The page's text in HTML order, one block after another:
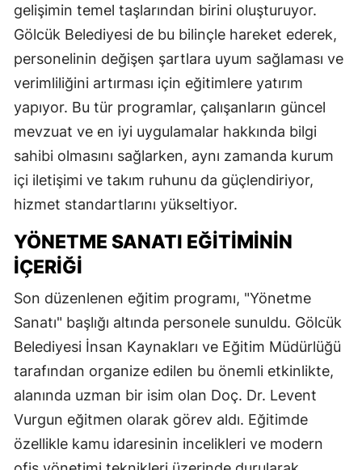
gelişimin temel taşlarından birini oluşturuyor.
Gölcük Belediyesi de bu bilinçle hareket ederek,
personelinin değişen şartlara uyum sağlaması ve
verimliliğini artırması için eğitimlere yatırım
yapıyor. Bu tür programlar, çalışanların güncel
mevzuat ve en iyi uygulamalar hakkında bilgi
sahibi olmasını sağlarken, aynı zamanda kurum
içi iletişimi ve takım ruhunu da güçlendiriyor,
hizmet standartlarını yükseltiyor.
YÖNETME SANATI EĞITIMININ
İÇERIĞI
Son düzenlenen eğitim programı, "Yönetme
Sanatı" başlığı altında personele sunuldu. Gölcük
Belediyesi İnsan Kaynakları ve Eğitim Müdürlüğü
tarafından organize edilen bu önemli etkinlikte,
alanında uzman bir isim olan Doç. Dr. Levent
Vurgun eğitmen olarak görev aldı. Eğitimde
özellikle kamu idaresinin incelikleri ve modern